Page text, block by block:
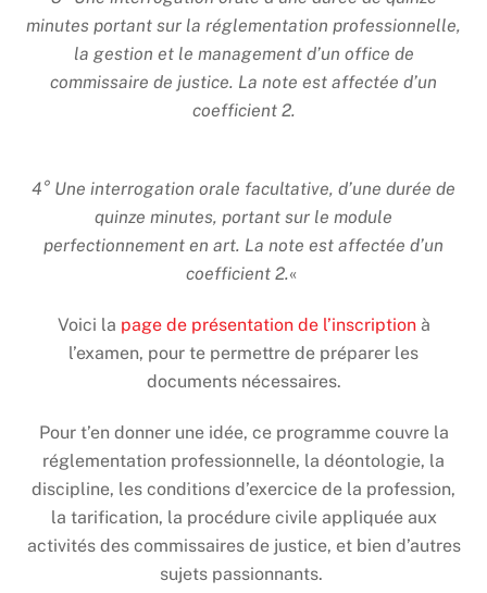
minutes portant sur la réglementation professionnelle,
la gestion et le management d’un office de
commissaire de justice. La note est affectée d’un
coefficient 2.
4° Une interrogation orale facultative, d’une durée de
quinze minutes, portant sur le module
perfectionnement en art. La note est affectée d’un
coefficient 2.«
Voici la page de présentation de l’inscriptionà
l’examen, pour te permettre de préparer les
documents nécessaires.
Pour t’en donner une idée, ce programme couvre la
réglementation professionnelle, la déontologie, la
discipline, les conditions d’exercice de la profession,
la tarification, la procédure civile appliquée aux
activités des commissaires de justice, et bien d’autres
sujets passionnants.